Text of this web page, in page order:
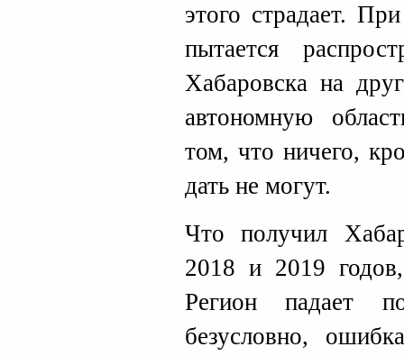
этого страдает.
пытается
Хабаровска на
автономную
том, что ничего,
дать не могут.
Что получил
2018 и 2019
Регион падает
безусловно,